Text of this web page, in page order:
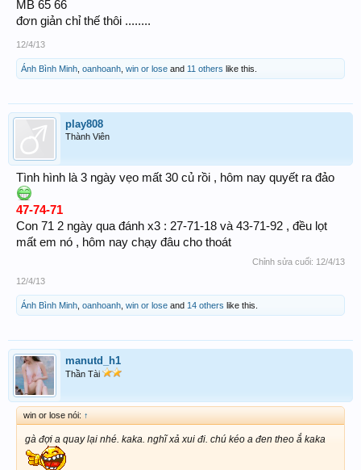
MB 65 66
đơn giản chỉ thế thôi ........
12/4/13
Ánh Bình Minh oanhoanh win or lose and 11 others like this.
play808
Thành Viên
Tình hình là 3 ngày vẹo mất 30 củ rồi , hôm nay quyết ra đảo
47-74-71
Con 71 2 ngày qua đánh x3 : 27-71-18 và 43-71-92 , đều lọt
mất em nó , hôm nay chạy đâu cho thoát
Chỉnh sửa cuối: 12/4/13
12/4/13
Ánh Bình Minh oanhoanh win or lose and 14 others like this.
manutd_h1
Thần Tài
win or lose nói: ↑
gà đợi a quay lại nhé. kaka. nghĩ xả xui đi. chú kéo a đen theo ắ kaka